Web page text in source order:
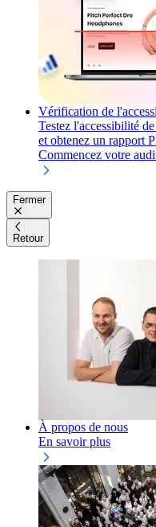
Vérification de
Testez l'accessibilité
et obtenez un rapport
Commencez votre
Fermer
Retour
À propos de nous
En savoir plus